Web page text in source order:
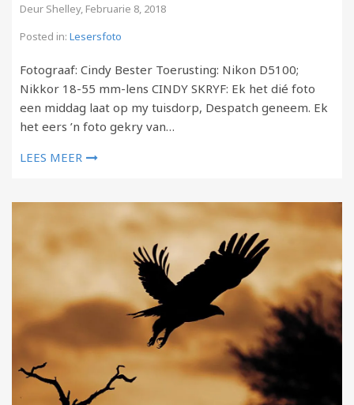
Deur Shelley, Februarie 8, 2018
Posted in: Lesersfoto
Fotograaf: Cindy Bester Toerusting: Nikon D5100;
Nikkor 18-55 mm-lens CINDY SKRYF: Ek het dié foto
een middag laat op my tuisdorp, Despatch geneem. Ek
het eers ’n foto gekry van…
LEES MEER